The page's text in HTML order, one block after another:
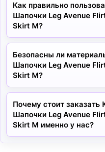
Как правильно
Шапочки Leg Avenue
Skirt M?
Безопасны ли
Шапочки Leg Avenue
Skirt M?
Почему стоит заказать
Шапочки Leg Avenue
Skirt M именно у нас?